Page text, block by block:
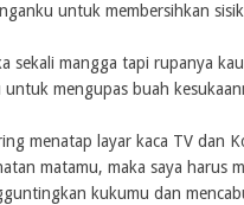
untuk membersihkan
sekali mangga tapi rupanya
mengupas buah
menatap layar kaca TV dan
matamu, maka saya harus
kukumu dan